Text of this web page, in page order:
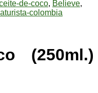
de-coco, Believe,
colombia
(250ml.)